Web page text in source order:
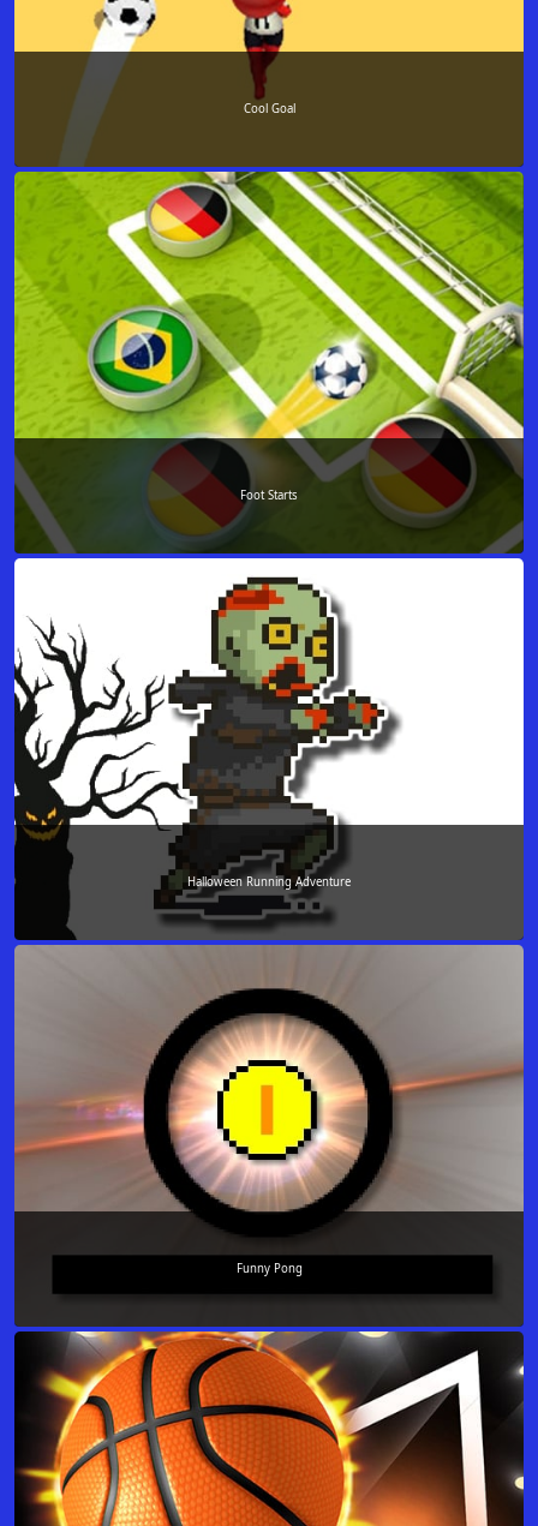
Cool Goal
Foot Starts
Halloween Running Adventure
Funny Pong